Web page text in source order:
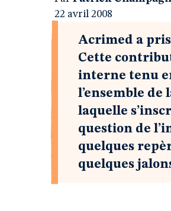
22 avril 2008
Acrimed a
Cette
interne tenu
l’ensemble
laquelle
question de
quelques
quelques